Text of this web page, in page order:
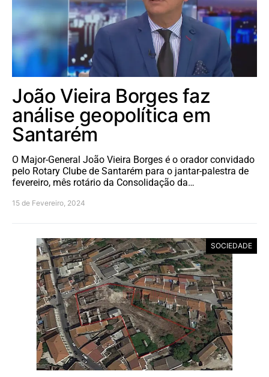
João Vieira Borges faz
análise geopolítica em
Santarém
O Major-General João Vieira Borges é o orador convidado
pelo Rotary Clube de Santarém para o jantar-palestra de
fevereiro, mês rotário da Consolidação da…
15 de Fevereiro, 2024
SOCIEDADE